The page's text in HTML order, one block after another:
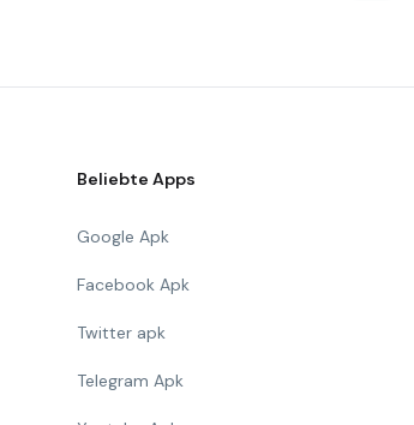
Beliebte Apps
Google Apk
Facebook Apk
Twitter apk
Telegram Apk